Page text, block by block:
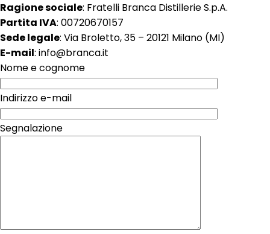
Ragione sociale: Fratelli Branca Distillerie S.p.A.
Partita IVA: 00720670157
Sede legale: Via Broletto, 35 – 20121 Milano (MI)
E-mail: info@branca.it
Nome e cognome
Indirizzo e-mail
Segnalazione